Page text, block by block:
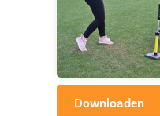
Downloaden